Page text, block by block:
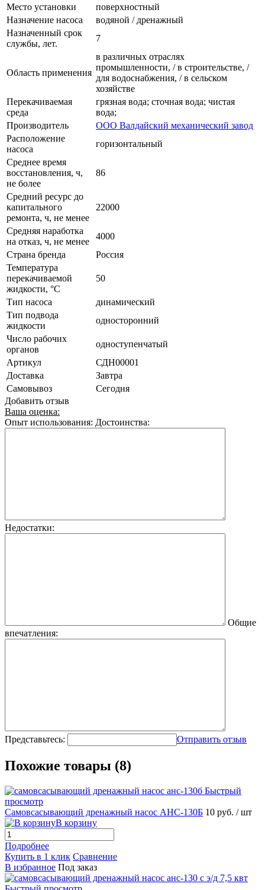
Место установки
поверхностный
Назначение насоса
водяной / дренажный
Назначенный срок
службы, лет.
7
Область применения
в различных отраслях
промышленности, / в строительстве, /
для водоснабжения, / в сельском
хозяйстве
Перекачиваемая
среда
грязная вода; сточная вода; чистая
вода;
Производитель
ООО Валдайский механический завод
Расположение
насоса
горизонтальный
Среднее время
восстановления, ч,
не более
86
Средний ресурс до
капитального
ремонта, ч, не менее
22000
Средняя наработка
на отказ, ч, не менее
4000
Страна бренда
Россия
Температура
перекачиваемой
жидкости, °C
50
Тип насоса
динамический
Тип подвода
жидкости
односторонний
Число рабочих
органов
одноступенчатый
Артикул
СДН00001
Доставка
Завтра
Самовывоз
Сегодня
Добавить отзыв
Ваша оценка:
Опыт использования: Достоинства:
Недостатки:
Общие
впечатления:
Представьтесь: Отправить отзыв
Похожие товары (8)
Быстрый
просмотр
Самовсасывающий дренажный насос АНС-130Б 10 руб. / шт
В корзину
Подробнее
Купить в 1 клик Сравнение
В избранное Под заказ